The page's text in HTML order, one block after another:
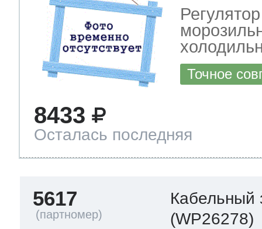
Точное
8433
Осталась последняя
5617
Кабельный
(WP26278)